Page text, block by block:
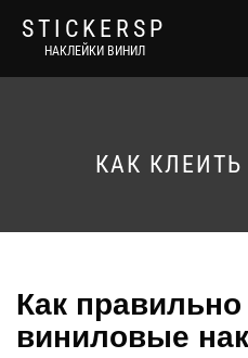
STICKERSP
НАКЛЕЙКИ ВИНИЛ
КАК
Как
виниловые